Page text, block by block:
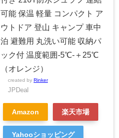
可能 保温 軽量 コンパクト ア
ウトドア 登山 キャンプ 車中
泊 避難用 丸洗い可能 収納パ
ック付 温度範囲-5℃-＋25℃
（オレンジ）
created by Rinker
JPDeal
Amazon 楽天市場
Yahooショッピング